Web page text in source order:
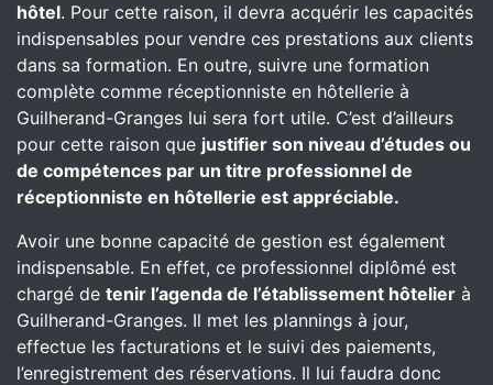
hôtel. Pour cette raison, il devra acquérir les capacités
indispensables pour vendre ces prestations aux clients
dans sa formation. En outre, suivre une formation
complète comme réceptionniste en hôtellerie à
Guilherand-Granges lui sera fort utile. C’est d’ailleurs
pour cette raison que justifier son niveau d’études ou
de compétences par un titre professionnel de
réceptionniste en hôtellerie est appréciable.
Avoir une bonne capacité de gestion est également
indispensable. En effet, ce professionnel diplômé est
chargé de tenir l’agenda de l’établissement hôtelier à
Guilherand-Granges. Il met les plannings à jour,
effectue les facturations et le suivi des paiements,
l’enregistrement des réservations. Il lui faudra donc